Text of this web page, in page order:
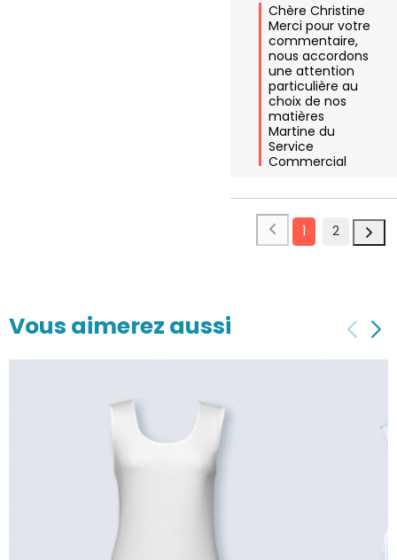
Chère Christine
Merci pour votre
commentaire,
nous accordons
une attention
particulière au
choix de nos
matières
Martine du
Service
Commercial
1 2
Vous aimerez aussi